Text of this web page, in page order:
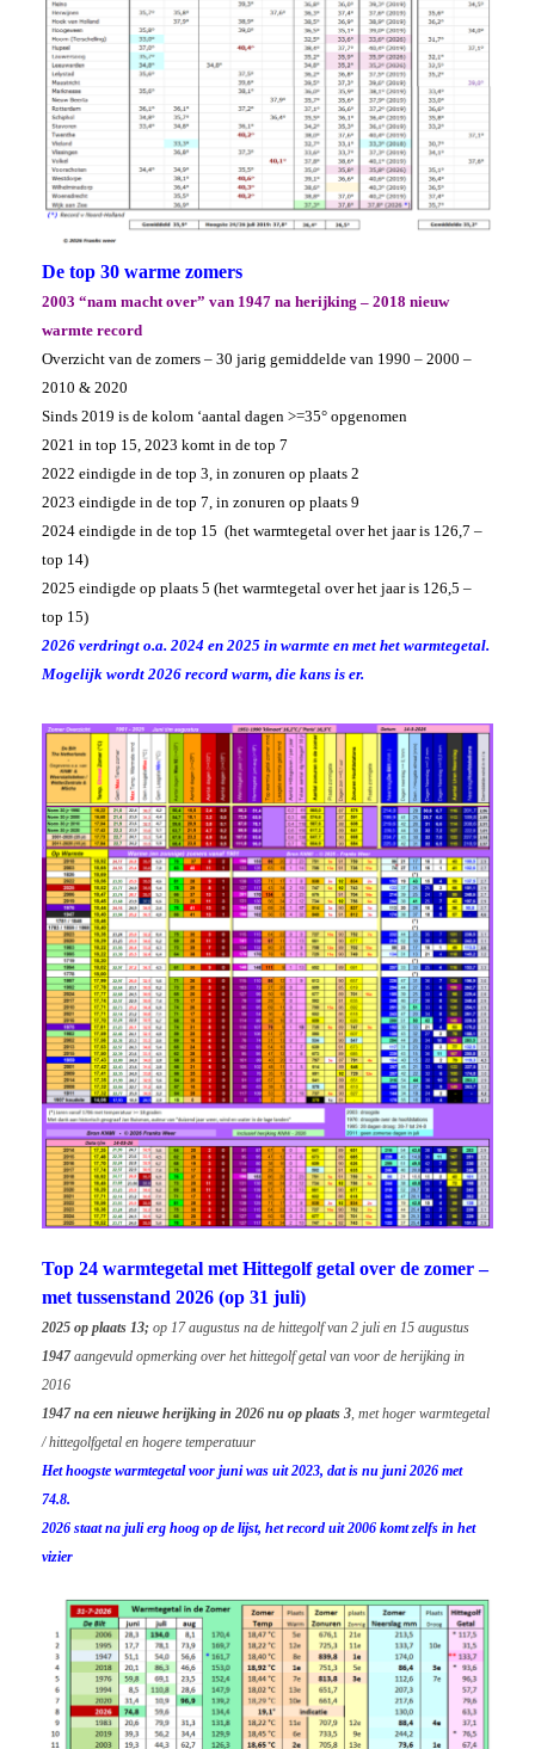
De top 30 warme zomers
2003 “nam macht over” van 1947 na herijking – 2018 nieuw
warmte record
Overzicht van de zomers – 30 jarig gemiddelde van 1990 – 2000 –
2010 & 2020
Sinds 2019 is de kolom ‘aantal dagen >=35° opgenomen
2021 in top 15, 2023 komt in de top 7
2022 eindigde in de top 3, in zonuren op plaats 2
2023 eindigde in de top 7, in zonuren op plaats 9
2024 eindigde in de top 15 (het warmtegetal over het jaar is 126,7 –
top 14)
2025 eindigde op plaats 5 (het warmtegetal over het jaar is 126,5 –
top 15)
2026 verdringt o.a. 2024 en 2025 in warmte en met het warmtegetal.
Mogelijk wordt 2026 record warm, die kans is er.
Top 24 warmtegetal met Hittegolf getal over de zomer –
met tussenstand 2026 (op 31 juli)
2025 op plaats 13; op 17 augustus na de hittegolf van 2 juli en 15 augustus
1947aangevuld opmerking over het hittegolf getal van voor de herijking in
2016
1947 na een nieuwe herijking in 2026 nu op plaats 3, met hoger warmtegetal
/ hittegolfgetal en hogere temperatuur
Het hoogste warmtegetal voor juni was uit 2023, dat is nu juni 2026 met
74.8.
2026 staat na juli erg hoog op de lijst, het record uit 2006 komt zelfs in het
vizier